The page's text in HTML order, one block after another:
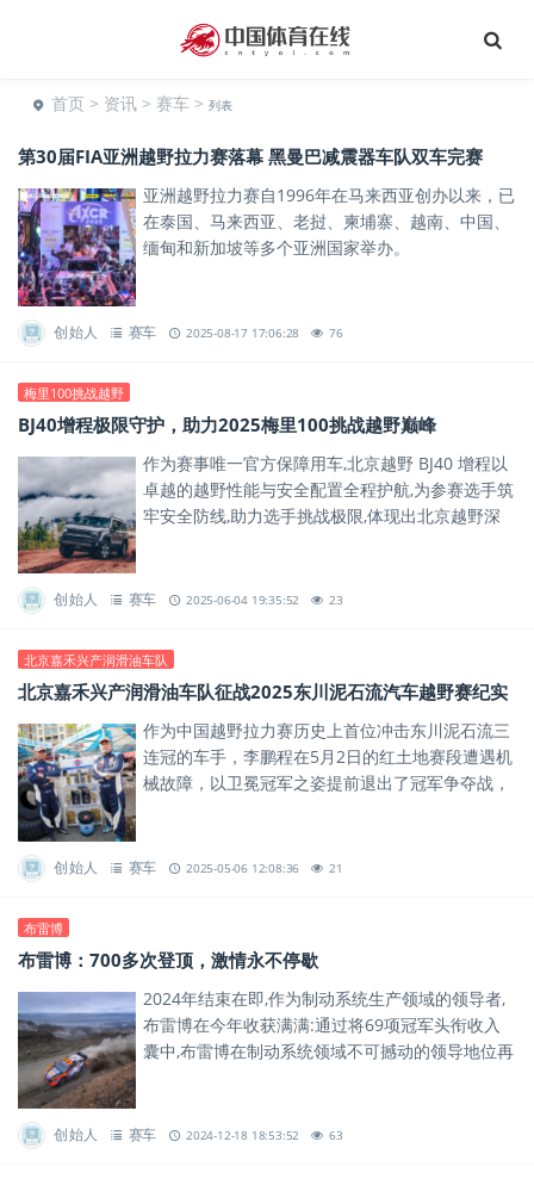
首页 > 资讯 > 赛车 > 列表
第30届FIA亚洲越野拉力赛落幕 黑曼巴减震器车队双车完赛
亚洲越野拉力赛自1996年在马来西亚创办以来，已
在泰国、马来西亚、老挝、柬埔寨、越南、中国、
缅甸和新加坡等多个亚洲国家举办。
创始人 赛车 2025-08-17 17:06:28 76
梅里100挑战越野
BJ40增程极限守护，助力2025梅里100挑战越野巅峰
作为赛事唯一官方保障用车,北京越野 BJ40 增程以
卓越的越野性能与安全配置全程护航,为参赛选手筑
牢安全防线,助力选手挑战极限,体现出北京越野深
创始人 赛车 2025-06-04 19:35:52 23
北京嘉禾兴产润滑油车队
北京嘉禾兴产润滑油车队征战2025东川泥石流汽车越野赛纪实
作为中国越野拉力赛历史上首位冲击东川泥石流三
连冠的车手，李鹏程在5月2日的红土地赛段遭遇机
械故障，以卫冕冠军之姿提前退出了冠军争夺战，
创始人 赛车 2025-05-06 12:08:36 21
布雷博
布雷博：700多次登顶，激情永不停歇
2024年结束在即,作为制动系统生产领域的领导者,
布雷博在今年收获满满:通过将69项冠军头衔收入
囊中,布雷博在制动系统领域不可撼动的领导地位再
创始人 赛车 2024-12-18 18:53:52 63